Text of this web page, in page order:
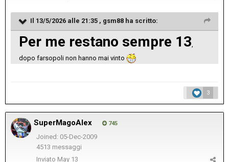
Il 13/5/2026 alle 21:35 , gsm88 ha scritto:
Per me restano sempre 13,
dopo farsopoli non hanno mai vinto
3
SuperMagoAlex 745
Joined: 05-Dec-2009
4513 messaggi
Inviato May 13